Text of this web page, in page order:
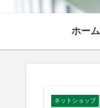
ホーム
ネットショップ